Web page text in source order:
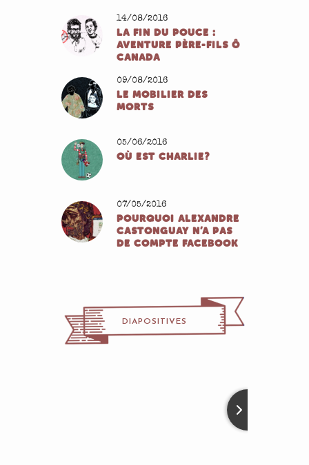
14/08/2016
LA FIN DU POUCE :
AVENTURE PÈRE-FILS Ô
CANADA
09/08/2016
LE MOBILIER DES
MORTS
05/06/2016
OÙ EST CHARLIE?
07/05/2016
POURQUOI ALEXANDRE
CASTONGUAY N’A PAS
DE COMPTE FACEBOOK
DIAPOSITIVES